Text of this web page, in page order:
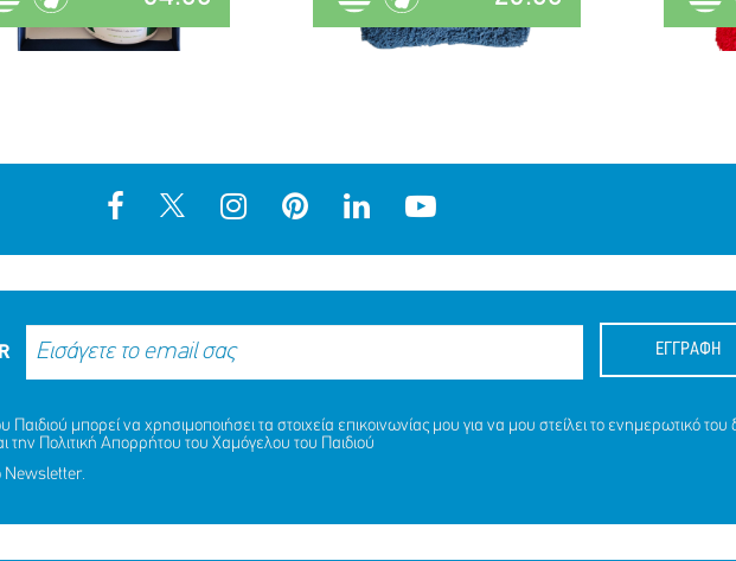
ΕΓΓΡΑΦΗ
μπορεί να χρησιμοποιήσει τα στοιχεία επικοινωνίας μου για να μου στείλει το ενημερωτικό του
την Πολιτική Απορρήτου του Χαμόγελου του Παιδιού
Newsletter.